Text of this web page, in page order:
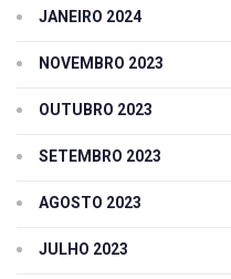
JANEIRO 2024
NOVEMBRO 2023
OUTUBRO 2023
SETEMBRO 2023
AGOSTO 2023
JULHO 2023